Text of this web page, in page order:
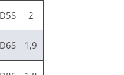
2
1,9